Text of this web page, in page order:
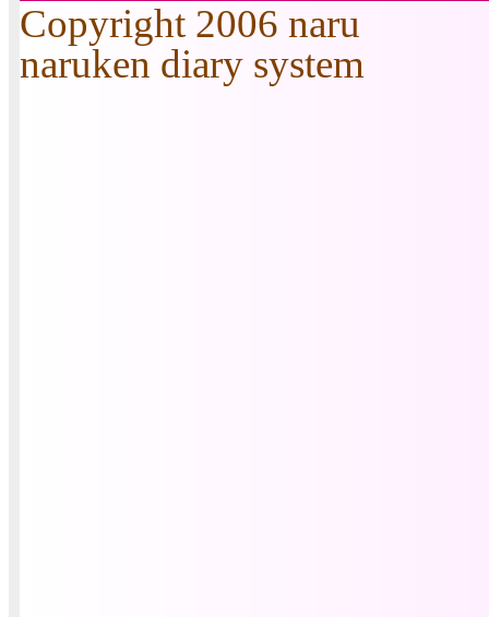
Copyright 2006 naru
naruken diary system